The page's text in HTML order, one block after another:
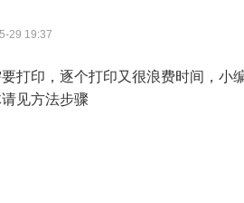
29 19:37
打印，逐个打印又很浪费时间，小
见方法步骤